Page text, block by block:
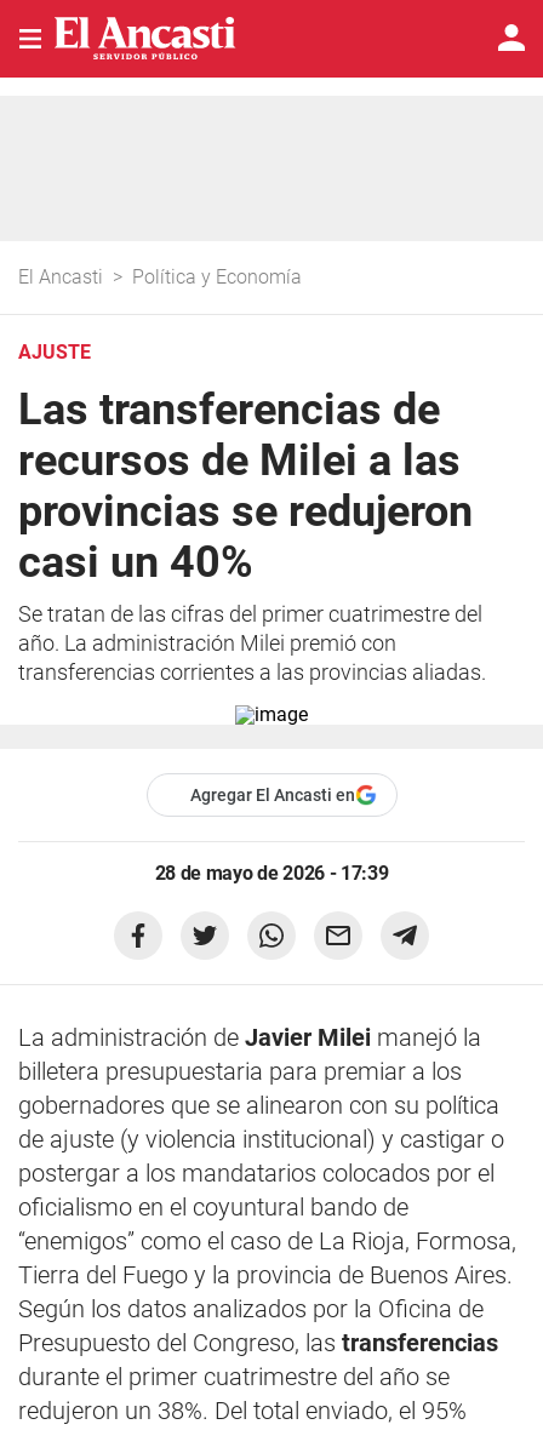
El Ancasti > Política y Economía
AJUSTE
Las transferencias de
recursos de Milei a las
provincias se redujeron
casi un 40%
Se tratan de las cifras del primer cuatrimestre del
año. La administración Milei premió con
transferencias corrientes a las provincias aliadas.
Agregar El Ancasti en
28 de mayo de 2026 - 17:39
La administración de Javier Milei manejó la
billetera presupuestaria para premiar a los
gobernadores que se alinearon con su política
de ajuste (y violencia institucional) y castigar o
postergar a los mandatarios colocados por el
oficialismo en el coyuntural bando de
“enemigos” como el caso de La Rioja, Formosa,
Tierra del Fuego y la provincia de Buenos Aires.
Según los datos analizados por la Oficina de
Presupuesto del Congreso, las transferencias
durante el primer cuatrimestre del año se
redujeron un 38%. Del total enviado, el 95%